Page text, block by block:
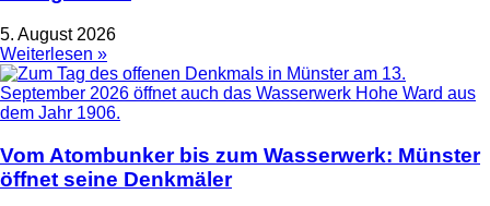
5. August 2026
Weiterlesen »
Vom Atombunker bis zum Wasserwerk: Münster
öffnet seine Denkmäler